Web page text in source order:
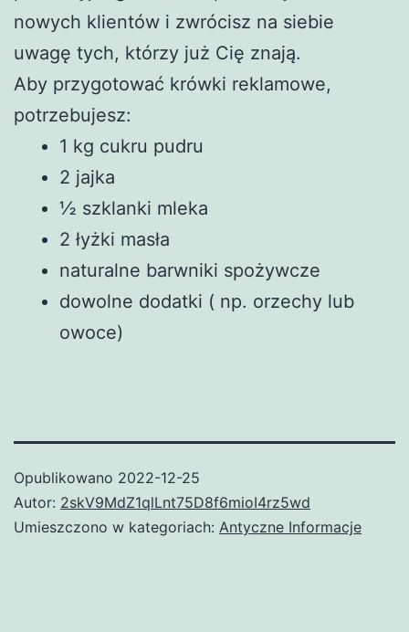
nowych klientów i zwrócisz na siebie
uwagę tych, którzy już Cię znają.
Aby przygotować krówki reklamowe,
potrzebujesz:
1 kg cukru pudru
2 jajka
½ szklanki mleka
2 łyżki masła
naturalne barwniki spożywcze
dowolne dodatki ( np. orzechy lub
owoce)
Opublikowano 2022-12-25
Autor: 2skV9MdZ1qlLnt75D8f6mioI4rz5wd
Umieszczono w kategoriach: Antyczne Informacje